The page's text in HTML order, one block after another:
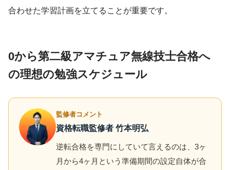
合わせた学習計画を立てることが重要です。
0から第二級アマチュア無線技士合格へ
の理想の勉強スケジュール
監修者コメント
資格転職監修者 竹本明弘
逆転合格を専門にしていて言えるのは、3ヶ
月から4ヶ月という準備期間の設定自体が合